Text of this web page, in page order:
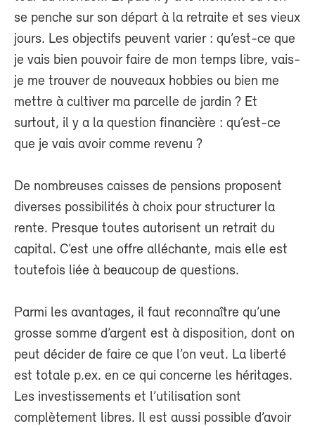
se penche sur son départ à la retraite et ses vieux
jours. Les objectifs peuvent varier : qu’est-ce que
je vais bien pouvoir faire de mon temps libre, vais-
je me trouver de nouveaux hobbies ou bien me
mettre à cultiver ma parcelle de jardin ? Et
surtout, il y a la question financière : qu’est-ce
que je vais avoir comme revenu ?
De nombreuses caisses de pensions proposent
diverses possibilités à choix pour structurer la
rente. Presque toutes autorisent un retrait du
capital. C’est une offre alléchante, mais elle est
toutefois liée à beaucoup de questions.
Parmi les avantages, il faut reconnaître qu’une
grosse somme d’argent est à disposition, dont on
peut décider de faire ce que l’on veut. La liberté
est totale p.ex. en ce qui concerne les héritages.
Les investissements et l’utilisation sont
complètement libres. Il est aussi possible d’avoir